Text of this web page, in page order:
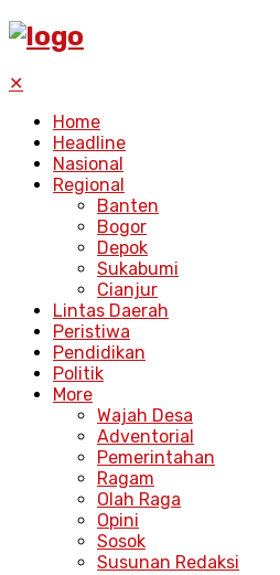
✕
Home
Headline
Nasional
Regional
Banten
Bogor
Depok
Sukabumi
Cianjur
Lintas Daerah
Peristiwa
Pendidikan
Politik
More
Wajah Desa
Adventorial
Pemerintahan
Ragam
Olah Raga
Opini
Sosok
Susunan Redaksi